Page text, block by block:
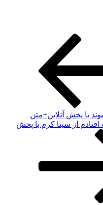
با پخش آنلاین+متن
از سینا کرم با پخش